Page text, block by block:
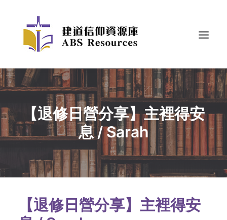
【退修日營分享】主裡得安
息 / Sarah
【退修日營分享】主裡得安